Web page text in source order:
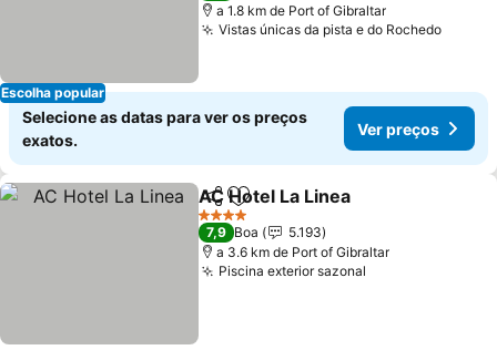
Escolha popular
a 1.8 km de Port of Gibraltar
Vistas únicas da pista e do RochedoVer
Selecione as datas para ver os preços
exatos.
Ver preços
PartilharAdicionar aos favoritos
AC Hotel La Linea
4 Estrelas
7,9 Boa
5.193
a 3.6 km de Port of Gibraltar
Piscina exterior sazonal